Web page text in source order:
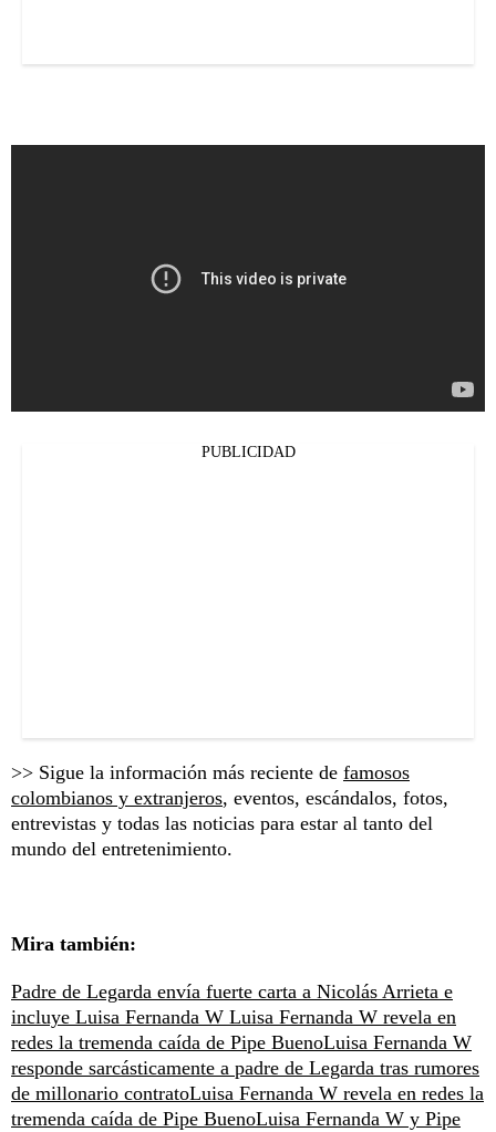
PUBLICIDAD
>> Sigue la información más reciente de famosos
colombianos y extranjeros, eventos, escándalos, fotos,
entrevistas y todas las noticias para estar al tanto del
mundo del entretenimiento.
Mira también:
Padre de Legarda envía fuerte carta a Nicolás Arrieta e
incluye Luisa Fernanda W Luisa Fernanda W revela en
redes la tremenda caída de Pipe BuenoLuisa Fernanda W
responde sarcásticamente a padre de Legarda tras rumores
de millonario contratoLuisa Fernanda W revela en redes la
tremenda caída de Pipe BuenoLuisa Fernanda W y Pipe